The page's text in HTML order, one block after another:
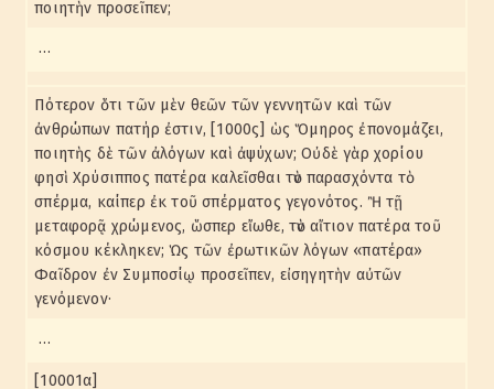
ποιητὴν προσεῖπεν;
…
Πότερον ὅτι τῶν μὲν θεῶν τῶν γεννητῶν καὶ τῶν
ἀνθρώπων πατήρ ἐστιν, [1000ς] ὡς Ὅμηρος ἐπονομάζει,
ποιητὴς δὲ τῶν ἀλόγων καὶ ἀψύχων; Οὐδὲ γὰρ χορίου
φησὶ Χρύσιππος πατέρα καλεῖσθαι τὸν παρασχόντα τὸ
σπέρμα, καίπερ ἐκ τοῦ σπέρματος γεγονότος. Ἢ τῇ
μεταφορᾷ χρώμενος, ὥσπερ εἴωθε, τὸν αἴτιον πατέρα τοῦ
κόσμου κέκληκεν; Ὡς τῶν ἐρωτικῶν λόγων «πατέρα»
Φαῖδρον ἐν Συμποσίῳ προσεῖπεν, εἰσηγητὴν αὐτῶν
γενόμενον·
…
[10001α]